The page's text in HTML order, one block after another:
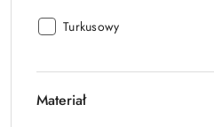
Kolor:
Turkusowy
Materiał